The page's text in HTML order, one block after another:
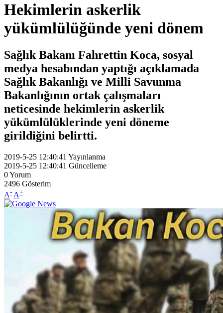
Hekimlerin askerlik
yükümlülüğünde yeni dönem
Sağlık Bakanı Fahrettin Koca, sosyal
medya hesabından yaptığı açıklamada
Sağlık Bakanlığı ve Milli Savunma
Bakanlığının ortak çalışmaları
neticesinde hekimlerin askerlik
yükümlülüklerinde yeni döneme
girildiğini belirtti.
2019-5-25 12:40:41 Yayınlanma
2019-5-25 12:40:41 Güncelleme
0Yorum
2496 Gösterim
A- A+